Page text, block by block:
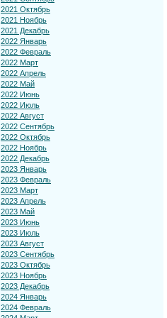
2021 Октябрь
2021 Ноябрь
2021 Декабрь
2022 Январь
2022 Февраль
2022 Март
2022 Апрель
2022 Май
2022 Июнь
2022 Июль
2022 Август
2022 Сентябрь
2022 Октябрь
2022 Ноябрь
2022 Декабрь
2023 Январь
2023 Февраль
2023 Март
2023 Апрель
2023 Май
2023 Июнь
2023 Июль
2023 Август
2023 Сентябрь
2023 Октябрь
2023 Ноябрь
2023 Декабрь
2024 Январь
2024 Февраль